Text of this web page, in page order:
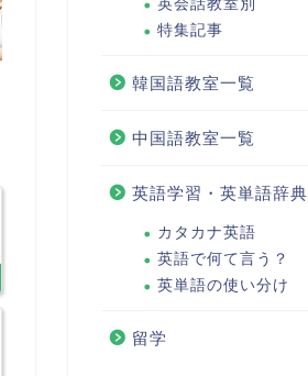
英会話教室別
特集記事
韓国語教室一覧
中国語教室一覧
英語学習・英単語辞典
カタカナ英語
英語で何て言う？
英単語の使い分け
留学